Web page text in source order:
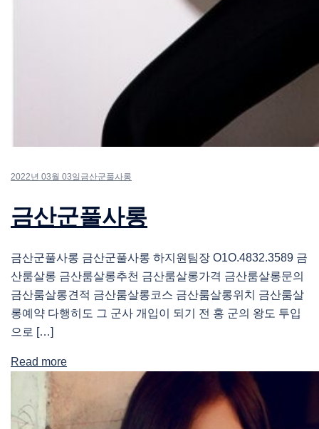
2022년 03월 03일 금산군풀사롱
금산군풀사롱
금산군풀사롱 금산군풀사롱 하지원팀장 O1O.4832.3589 금
산룸살롱 금산룸살롱추천 금산룸살롱가격 금산룸살롱문의
금산룸살롱견적 금산룸살롱코스 금산룸살롱위치 금산룸살
롱예약 다행히도 그 군사 개입이 되기 전 홍 군의 왕도 투입
으로 […]
Read more